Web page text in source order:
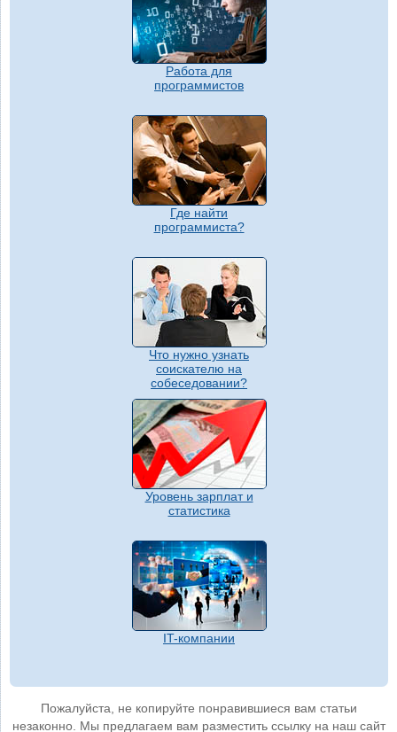
Работа для
программистов
Где найти
программиста?
Что нужно узнать
соискателю на
собеседовании?
Уровень зарплат и
статистика
IT-компании
Пожалуйста, не копируйте понравившиеся вам статьи
незаконно. Мы предлагаем вам разместить ссылку на наш сайт